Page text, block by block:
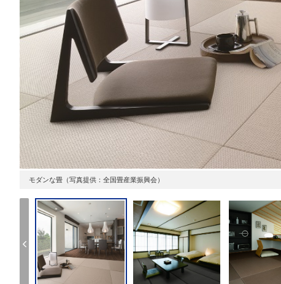
モダンな畳（写真提供：全国畳産業振興会）